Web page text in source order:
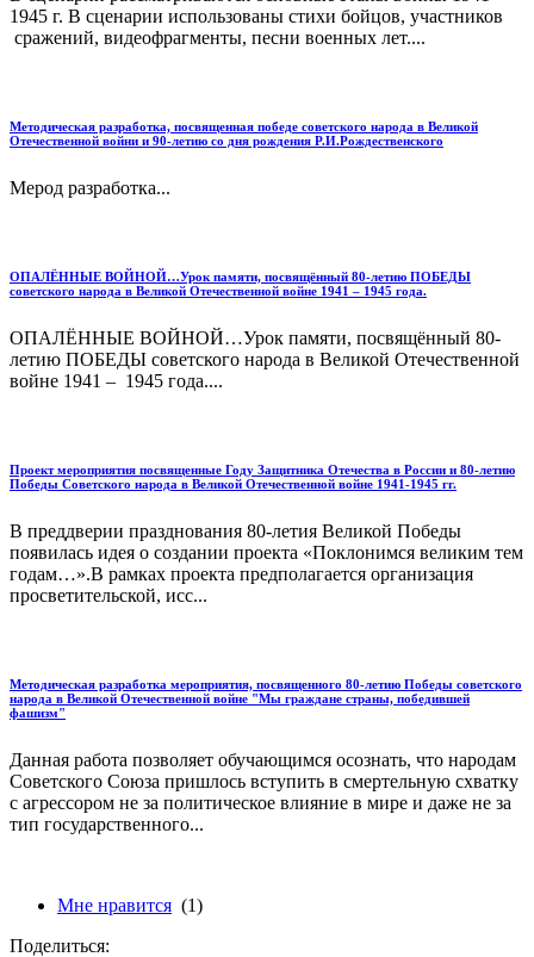
1945 г. В сценарии использованы стихи бойцов, участников
сражений, видеофрагменты, песни военных лет....
Методическая разработка, посвященная победе советского народа в Великой
Отечественной войни и 90-летию со дня рождения Р.И.Рождественского
Мерод разработка...
ОПАЛЁННЫЕ ВОЙНОЙ…Урок памяти, посвящённый 80-летию ПОБЕДЫ
советского народа в Великой Отечественной войне 1941 – 1945 года.
ОПАЛЁННЫЕ ВОЙНОЙ…Урок памяти, посвящённый 80-
летию ПОБЕДЫ советского народа в Великой Отечественной
войне 1941 – 1945 года....
Проект мероприятия посвященные Году Защитника Отечества в России и 80-летию
Победы Советского народа в Великой Отечественной войне 1941-1945 гг.
В преддверии празднования 80-летия Великой Победы
появилась идея о создании проекта «Поклонимся великим тем
годам…».В рамках проекта предполагается организация
просветительской, исс...
Методическая разработка мероприятия, посвященного 80-летию Победы советского
народа в Великой Отечественной войне "Мы граждане страны, победившей
фашизм"
Данная работа позволяет обучающимся осознать, что народам
Советского Союза пришлось вступить в смертельную схватку
с агрессором не за политическое влияние в мире и даже не за
тип государственного...
Мне нравится (1)
Поделиться: